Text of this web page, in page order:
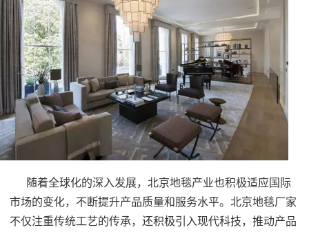
随着全球化的深入发展，北京地毯产业也积极适应国际
市场的变化，不断提升产品质量和服务水平。北京地毯厂家
不仅注重传统工艺的传承，还积极引入现代科技，推动产品